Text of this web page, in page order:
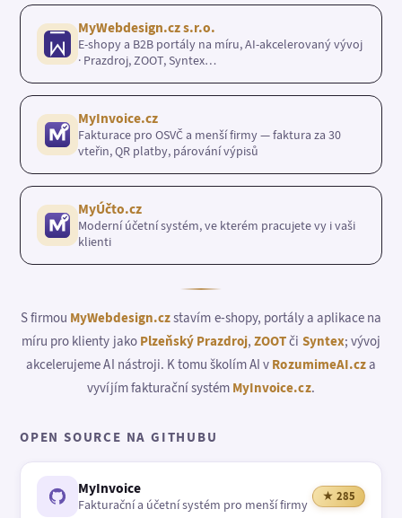
MyWebdesign.cz s.r.o.
E-shopy a B2B portály na míru, AI-akcelerovaný vývoj
· Prazdroj, ZOOT, Syntex…
MyInvoice.cz
Fakturace pro OSVČ a menší firmy — faktura za 30
vteřin, QR platby, párování výpisů
MyÚčto.cz
Moderní účetní systém, ve kterém pracujete vy i vaši
klienti
S firmou MyWebdesign.czstavím e-shopy, portály a aplikace na
míru pro klienty jako Plzeňský Prazdroj,ZOOTči Syntex; vývoj
akcelerujeme AI nástroji. K tomu školím AI v RozumimeAI.cza
vyvíjím fakturační systém MyInvoice.cz.
OPEN SOURCE NA GITHUBU
MyInvoice
Fakturační a účetní systém pro menší firmy
★ 285